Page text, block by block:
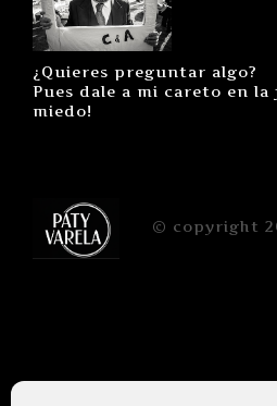
¿Quieres preguntar algo?
Pues dale a mi careto en
miedo!
© copyright